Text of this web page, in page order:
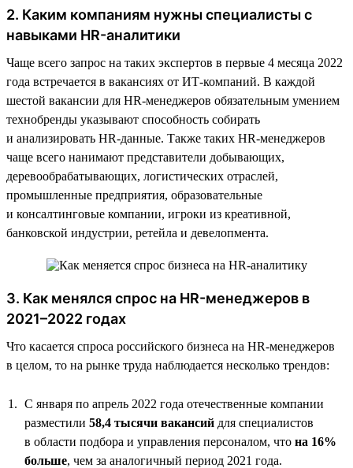
2. Каким компаниям нужны специалисты с
навыками HR-аналитики
Чаще всего запрос на таких экспертов в первые 4 месяца 2022
года встречается в вакансиях от ИТ-компаний. В каждой
шестой вакансии для HR-менеджеров обязательным умением
технобренды указывают способность собирать
и анализировать HR-данные. Также таких HR-менеджеров
чаще всего нанимают представители добывающих,
деревообрабатывающих, логистических отраслей,
промышленные предприятия, образовательные
и консалтинговые компании, игроки из креативной,
банковской индустрии, ретейла и девелопмента.
3. Как менялся спрос на HR-менеджеров в
2021–2022 годах
Что касается спроса российского бизнеса на HR-менеджеров
в целом, то на рынке труда наблюдается несколько трендов:
С января по апрель 2022 года отечественные компании
разместили 58,4 тысячи вакансий для специалистов
в области подбора и управления персоналом, что на 16%
больше, чем за аналогичный период 2021 года.